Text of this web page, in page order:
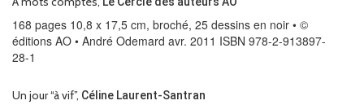
168 pages 10,8 x 17,5 cm, broché, 25 dessins en noir • ©
éditions AO • André Odemard avr. 2011 ISBN 978-2-913897-
28-1
Un jour “à vif”, Céline Laurent-Santran